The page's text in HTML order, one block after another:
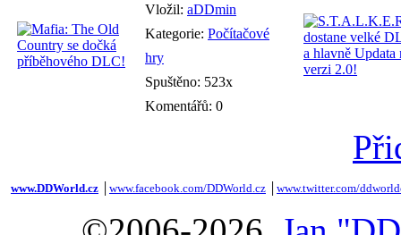
Vložil: aDDmin
Kategorie: Počítačové
hry
Spuštěno: 523x
Komentářů: 0
www.DDWorld.cz www.facebook.com/DDWorld.cz www.twitter.com/